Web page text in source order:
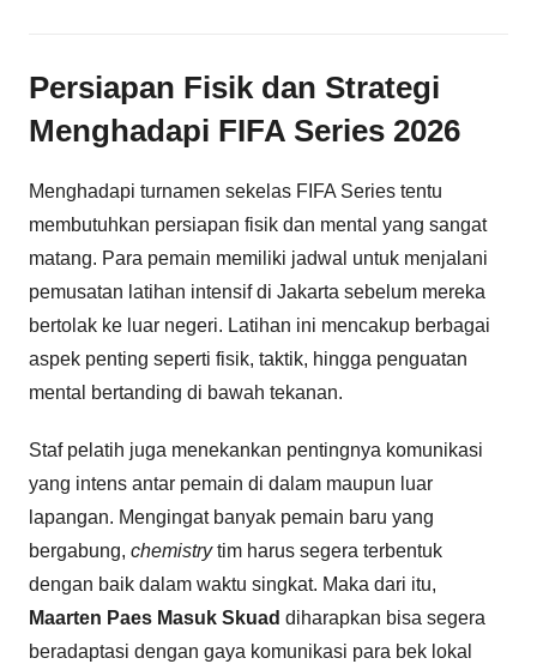
Persiapan Fisik dan Strategi
Menghadapi FIFA Series 2026
Menghadapi turnamen sekelas FIFA Series tentu
membutuhkan persiapan fisik dan mental yang sangat
matang. Para pemain memiliki jadwal untuk menjalani
pemusatan latihan intensif di Jakarta sebelum mereka
bertolak ke luar negeri. Latihan ini mencakup berbagai
aspek penting seperti fisik, taktik, hingga penguatan
mental bertanding di bawah tekanan.
Staf pelatih juga menekankan pentingnya komunikasi
yang intens antar pemain di dalam maupun luar
lapangan. Mengingat banyak pemain baru yang
bergabung, chemistrytim harus segera terbentuk
dengan baik dalam waktu singkat. Maka dari itu,
Maarten Paes Masuk Skuad diharapkan bisa segera
beradaptasi dengan gaya komunikasi para bek lokal